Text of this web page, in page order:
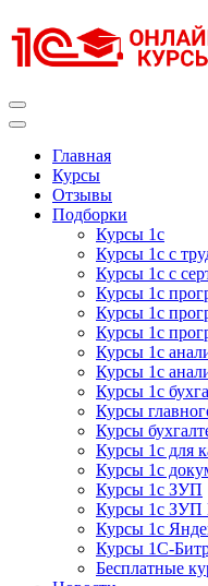
к
содержимому
Главная
Курсы
Отзывы
Подборки
Курсы 1с
Курсы 1с с
Курсы 1с с
Курсы 1с
Курсы 1с
Курсы 1с
Курсы 1с
Курсы 1с
Курсы 1с
Курсы
Курсы
Курсы 1с для
Курсы 1с
Курсы 1с ЗУП
Курсы 1с
Курсы 1с
Курсы 1С-
Бесплатные